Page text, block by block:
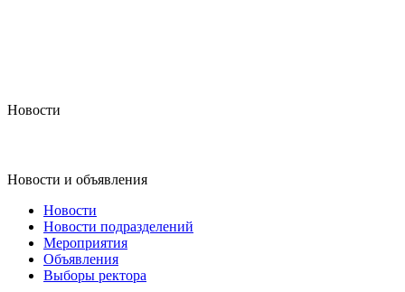
Новости
Новости и объявления
Новости
Новости подразделений
Мероприятия
Объявления
Выборы ректора